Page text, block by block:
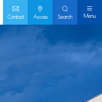
Contact Access Search Menu